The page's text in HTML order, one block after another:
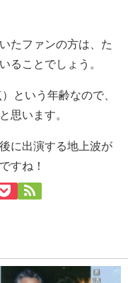
たファンの方は、た
ることでしょう。
という年齢なので、
思います。
に出演する地上波が
すね！